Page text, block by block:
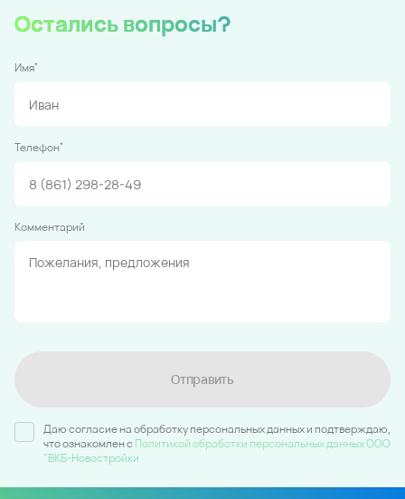
Остались вопросы?
Имя*
Телефон*
Комментарий
Отправить
Даю согласие на обработку персональных данных и подтверждаю,
что ознакомлен c Политикой обработки персональных данных ООО
"ВКБ-Новостройки